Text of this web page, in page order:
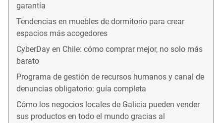
garantía
Tendencias en muebles de dormitorio para crear
espacios más acogedores
CyberDay en Chile: cómo comprar mejor, no solo más
barato
Programa de gestión de recursos humanos y canal de
denuncias obligatorio: guía completa
Cómo los negocios locales de Galicia pueden vender
sus productos en todo el mundo gracias al